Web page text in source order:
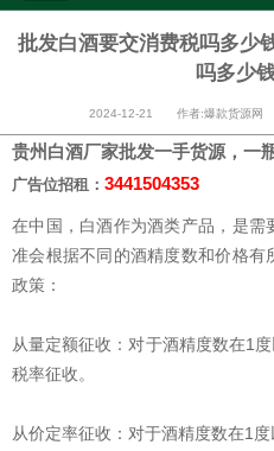
批发白酒要交消费税吗多少
吗多少
2024-12-21 作者:爆款货源网
贵州白酒厂家批发一手货源，一
广告位招租： 3441504353
在中国，白酒作为酒类产品，是
准会根据不同的酒精度数和价格
政策：
从量定额征收：对于酒精度数在1
税率征收。
从价定率征收：对于酒精度数在1